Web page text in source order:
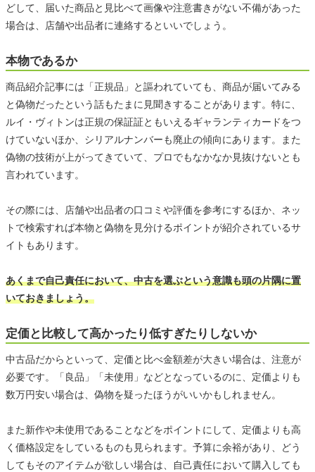
どして、届いた商品と見比べて画像や注意書きがない不備があった
場合は、店舗や出品者に連絡するといいでしょう。
本物であるか
商品紹介記事には「正規品」と謳われていても、商品が届いてみる
と偽物だったという話もたまに見聞きすることがあります。特に、
ルイ・ヴィトンは正規の保証証ともいえるギャランティカードをつ
けていないほか、シリアルナンバーも廃止の傾向にあります。また
偽物の技術が上がってきていて、プロでもなかなか見抜けないとも
言われています。
その際には、店舗や出品者の口コミや評価を参考にするほか、ネッ
トで検索すれば本物と偽物を見分けるポイントが紹介されているサ
イトもあります。
あくまで自己責任において、中古を選ぶという意識も頭の片隅に置
いておきましょう。
定価と比較して高かったり低すぎたりしないか
中古品だからといって、定価と比べ金額差が大きい場合は、注意が
必要です。「良品」「未使用」などとなっているのに、定価よりも
数万円安い場合は、偽物を疑ったほうがいいかもしれません。
また新作や未使用であることなどをポイントにして、定価よりも高
く価格設定をしているものも見られます。予算に余裕があり、どう
してもそのアイテムが欲しい場合は、自己責任において購入しても